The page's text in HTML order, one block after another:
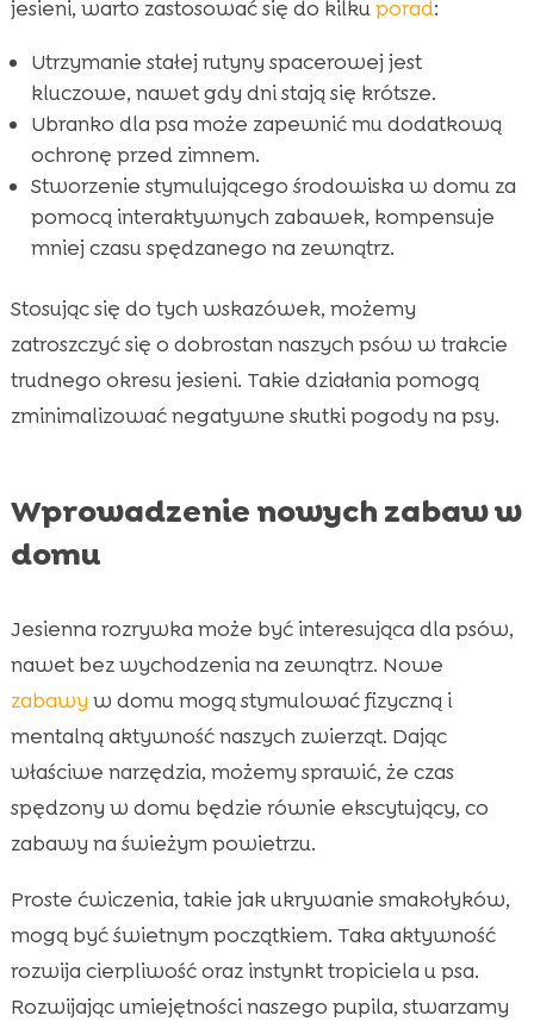
jesieni, warto zastosować się do kilkuporad:
Utrzymanie stałej rutyny spacerowej jest
kluczowe, nawet gdy dni stają się krótsze.
Ubranko dla psa może zapewnić mu dodatkową
ochronę przed zimnem.
Stworzenie stymulującego środowiska w domu za
pomocą interaktywnych zabawek, kompensuje
mniej czasu spędzanego na zewnątrz.
Stosując się do tych wskazówek, możemy
zatroszczyć się o dobrostan naszych psów w trakcie
trudnego okresu jesieni. Takie działania pomogą
zminimalizować negatywne skutki pogody na psy.
Wprowadzenie nowych zabaw w
domu
Jesienna rozrywka może być interesująca dla psów,
nawet bez wychodzenia na zewnątrz. Nowe
zabawy w domu mogą stymulować fizyczną i
mentalną aktywność naszych zwierząt. Dając
właściwe narzędzia, możemy sprawić, że czas
spędzony w domu będzie równie ekscytujący, co
zabawy na świeżym powietrzu.
Proste ćwiczenia, takie jak ukrywanie smakołyków,
mogą być świetnym początkiem. Taka aktywność
rozwija cierpliwość oraz instynkt tropiciela u psa.
Rozwijając umiejętności naszego pupila, stwarzamy